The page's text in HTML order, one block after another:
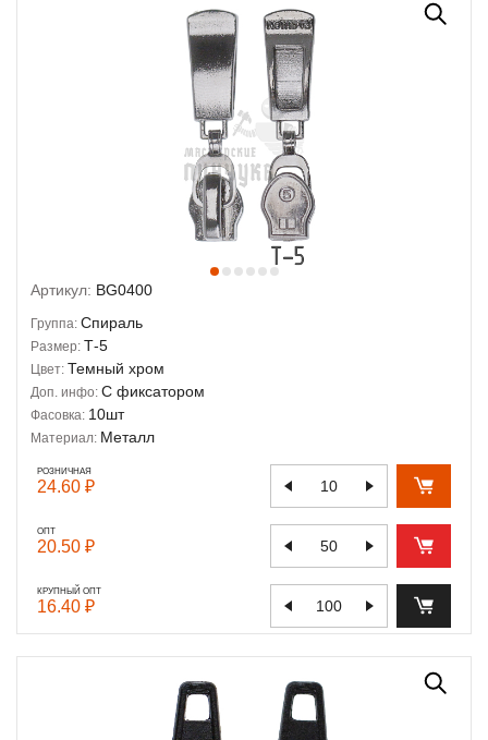
Артикул: BG0400
Группа: Спираль
Размер: Т-5
Цвет: Темный хром
Доп. инфо: С фиксатором
Фасовка: 10шт
Материал: Металл
РОЗНИЧНАЯ
24.60 ₽
ОПТ
20.50 ₽
КРУПНЫЙ ОПТ
16.40 ₽